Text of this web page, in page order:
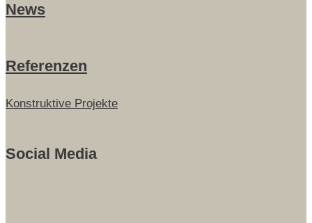
News
Referenzen
Konstruktive Projekte
Social Media